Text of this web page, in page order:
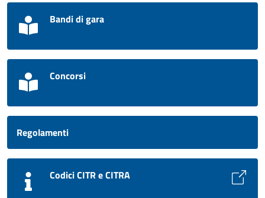
Bandi di gara
Concorsi
Regolamenti
Codici CITR e CITRA